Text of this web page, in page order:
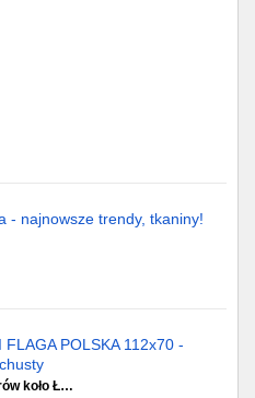
- najnowsze trendy, tkaniny!
FLAGA POLSKA 112x70 -
koło Ł…